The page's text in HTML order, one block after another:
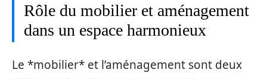
Rôle du mobilier et aménagement
dans un espace harmonieux
Le *mobilier* et l’aménagement sont deux